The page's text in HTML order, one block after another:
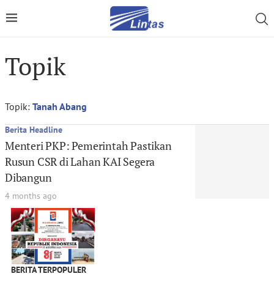
Topik
Topik: Tanah Abang
Berita Headline
Menteri PKP: Pemerintah Pastikan
Rusun CSR di Lahan KAI Segera
Dibangun
4 months ago
BERITA TERPOPULER